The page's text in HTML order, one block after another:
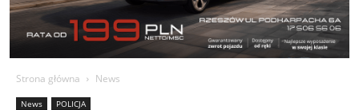
Strona główna News
News POLICJA